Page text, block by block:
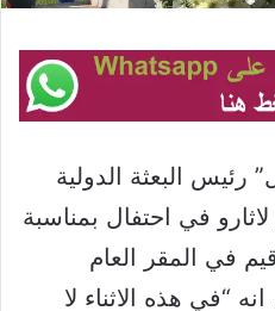
رئيس البعثة الدولية
في احتفال بمناسبة
في المقر العام
“في هذه الاثناء لا